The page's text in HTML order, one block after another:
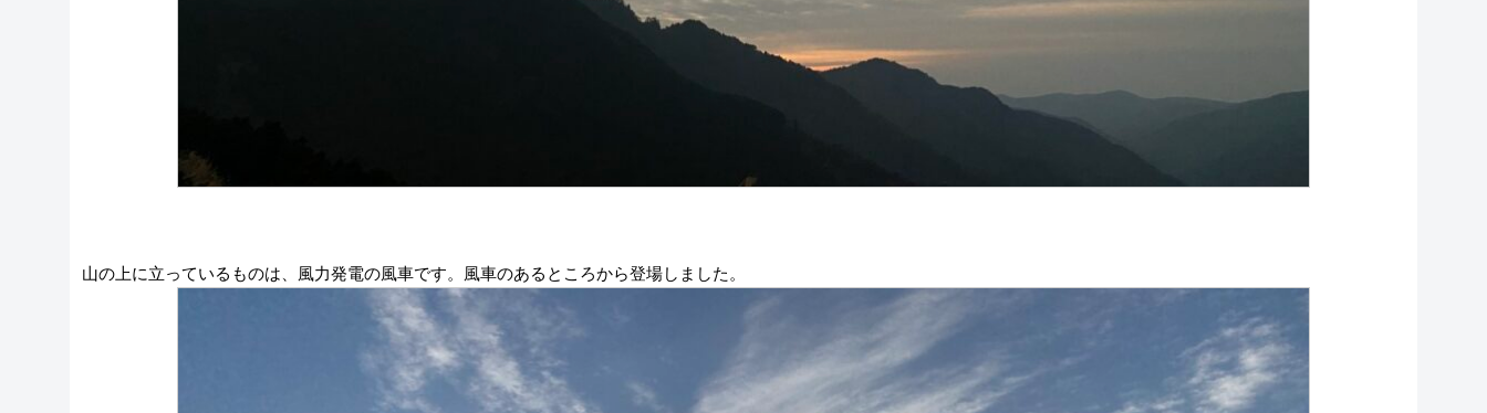
山の上に立っているものは、風力発電の風車です。風車のあるところから登場しました。